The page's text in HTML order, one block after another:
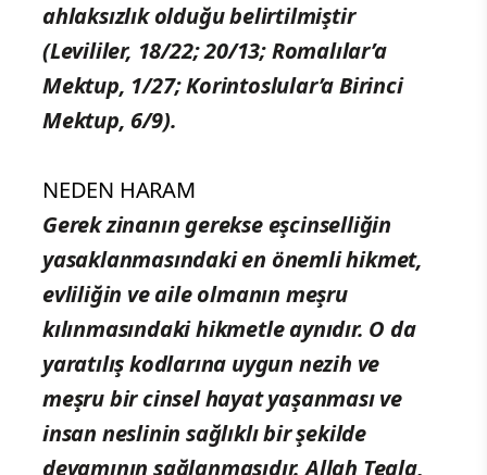
ahlaksızlık olduğu belirtilmiştir
(Levililer, 18/22; 20/13; Romalılar’a
Mektup, 1/27; Korintoslular’a Birinci
Mektup, 6/9).
NEDEN HARAM
Gerek zinanın gerekse eşcinselliğin
yasaklanmasındaki en önemli hikmet,
evliliğin ve aile olmanın meşru
kılınmasındaki hikmetle aynıdır. O da
yaratılış kodlarına uygun nezih ve
meşru bir cinsel hayat yaşanması ve
insan neslinin sağlıklı bir şekilde
devamının sağlanmasıdır. Allah Teala,